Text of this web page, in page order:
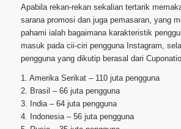
Apabila rekan-rekan sekalian tertarik
sarana promosi dan juga pemasaran, yang
pahami ialah bagaimana karakteristik
masuk pada cii-ciri pengguna Instagram,
pengguna yang dikutip berasal dari
1. Amerika Serikat – 110 juta pengguna
2. Brasil – 66 juta pengguna
3. India – 64 juta pengguna
4. Indonesia – 56 juta pengguna